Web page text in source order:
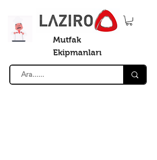
Mutfak
Ekipmanları